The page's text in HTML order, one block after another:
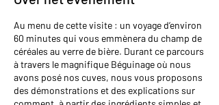
Au menu de cette visite : un voyage d’environ
60 minutes qui vous emmènera du champ de
céréales au verre de bière. Durant ce parcours
à travers le magnifique Béguinage où nous
avons posé nos cuves, nous vous proposons
des démonstrations et des explications sur